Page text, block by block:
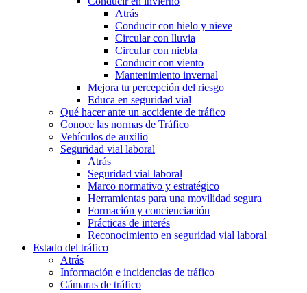
Atrás
Conducir con hielo y nieve
Circular con lluvia
Circular con niebla
Conducir con viento
Mantenimiento invernal
Mejora tu percepción del riesgo
Educa en seguridad vial
Qué hacer ante un accidente de tráfico
Conoce las normas de Tráfico
Vehículos de auxilio
Seguridad vial laboral
Atrás
Seguridad vial laboral
Marco normativo y estratégico
Herramientas para una movilidad segura
Formación y concienciación
Prácticas de interés
Reconocimiento en seguridad vial laboral
Estado del tráfico
Atrás
Información e incidencias de tráfico
Cámaras de tráfico